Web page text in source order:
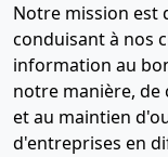
Notre mission est
conduisant à nos
information au
notre manière, de
et au maintien
d'entreprises en